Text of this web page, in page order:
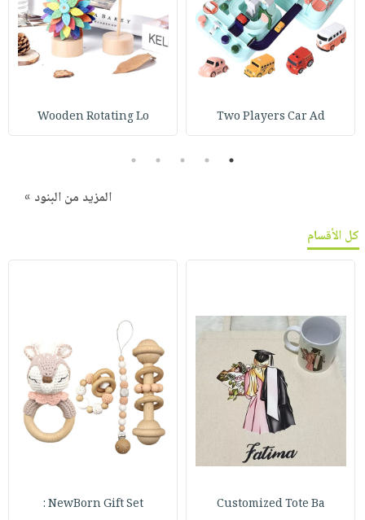
Two Players Car Ad
Wooden Rotating Lo
1
2
3
4
5
المزيد من البنود »
كل الأقسام
Customized Tote Ba
NewBorn Gift Set :